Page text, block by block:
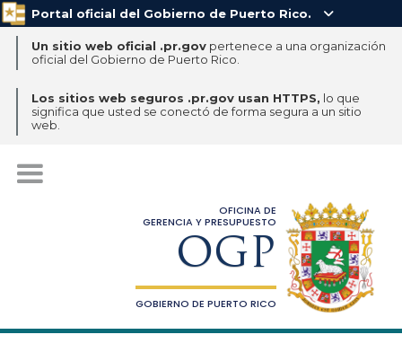
Portal oficial del Gobierno de Puerto Rico. 
Un sitio web oficial .pr.govpertenece a una organización
oficial del Gobierno de Puerto Rico.
Los sitios web seguros .pr.gov usan HTTPS, lo que
significa que usted se conectó de forma segura a un sitio
web.
OFICINA DE
GERENCIA Y PRESUPUESTO
OGP
GOBIERNO DE PUERTO RICO